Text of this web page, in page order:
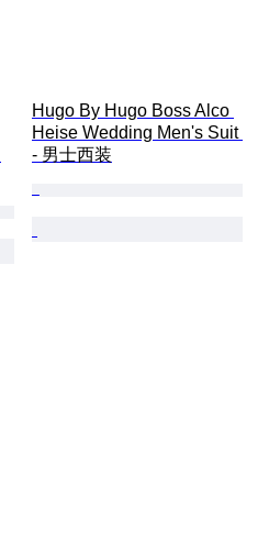
Hugo By Hugo Boss Alco
Heise Wedding Men's Suit
- 男士西装